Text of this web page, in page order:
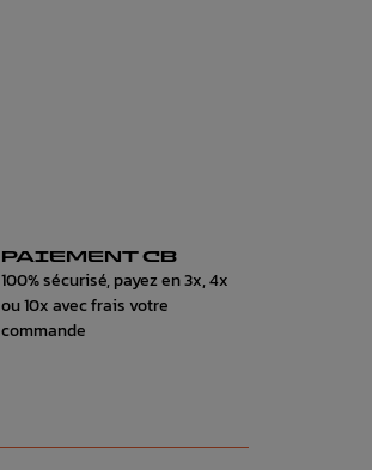
PAIEMENT CB
100% sécurisé, payez en 3x, 4x
ou 10x avec frais votre
commande